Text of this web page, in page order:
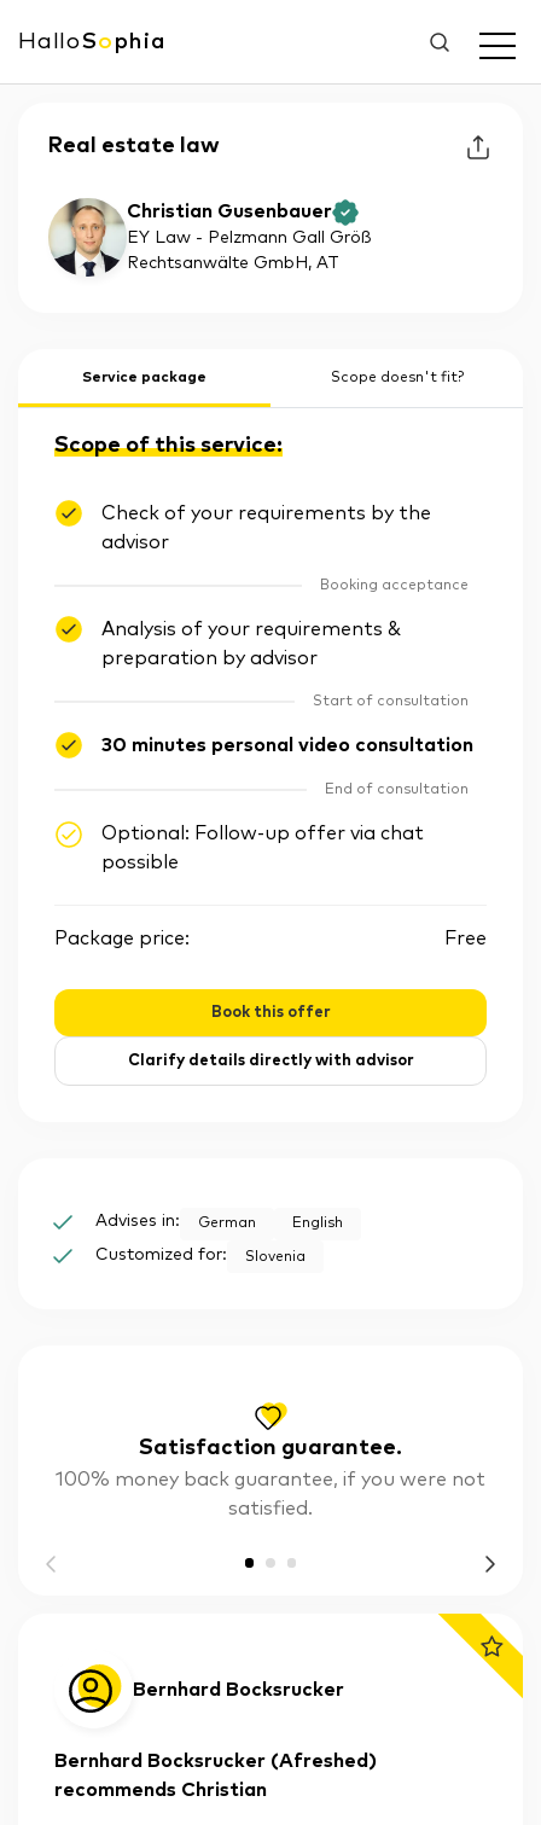
HalloSo phia
Real estate law
Christian Gusenbauer
EY Law - Pelzmann Gall Größ
Rechtsanwälte GmbH , AT
Satisfaction guarantee.
100% money back guarantee, if you were not
satisfied.
Bernhard Bocksrucker
Bernhard Bocksrucker (Afreshed)
recommends Christian
Service package Scope doesn't fit?
Scope of this service:
Check of your requirements by the
advisor
Booking acceptance
Analysis of your requirements &
preparation by advisor
Start of consultation
30 minutes personal video consultation
End of consultation
Optional: Follow-up offer via chat
possible
Package price: Free
Book this offer
Clarify details directly with advisor
Advises in: German English
Customized for: Slovenia